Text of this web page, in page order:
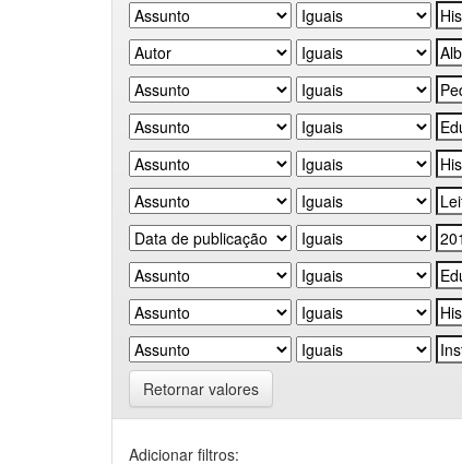
Retornar valores
Adicionar filtros: